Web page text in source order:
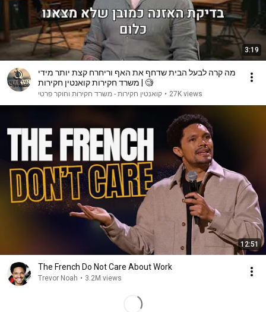
3:19
מה קרה לבעל הבית שדחף את האף וריחרח קצת יותר מידי
🧐 | משרד חקירות קואנטין חקירות
קואנטין חקירות - משרד חקירות וחוקר פרטי • 27K views
12:51
The French Do Not Care About Work
Trevor Noah • 3.2M views